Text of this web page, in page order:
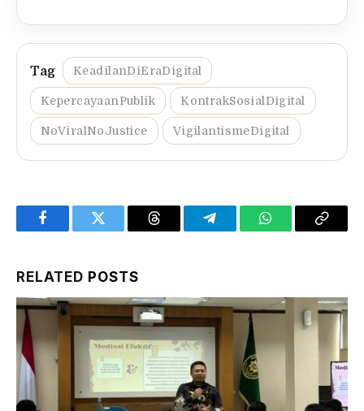
KeadilanDiEraDigital
KepercayaanPublik KontrakSosialDigital
NoViralNoJustice VigilantismeDigital
FacebookTwitter Threads TelegramWhatsAppCopy
RELATED POSTS